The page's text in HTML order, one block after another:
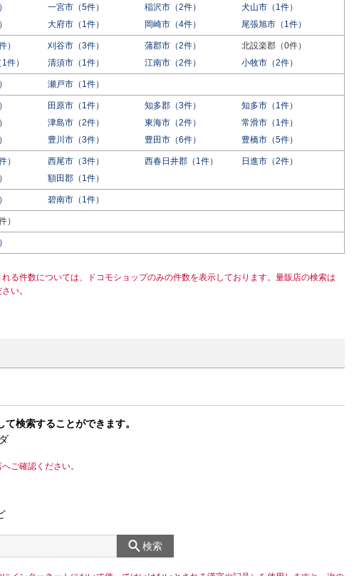
一宮市（5件） 稲沢市（2件）
犬山市（1件）
大府市（1件） 岡崎市（4件） 尾張旭市（1件）
） 刈谷市（3件） 蒲郡市（2件）
北設楽郡（0件）
件）
清須市（1件） 江南市（2件） 小牧市（2件）
瀬戸市（1件）
田原市（1件） 知多郡（3件）
知多市（1件）
津島市（2件） 東海市（2件）
常滑市（1件）
豊川市（3件） 豊田市（6件） 豊橋市（5件）
） 西尾市（3件） 西春日井郡（1件）
日進市（2件）
額田郡（1件）
碧南市（1件）
）
れる件数については、ドコモショップのみの件数を表示しております。量販店の検索は
い。
検索することができます。
ご確認ください。
検索